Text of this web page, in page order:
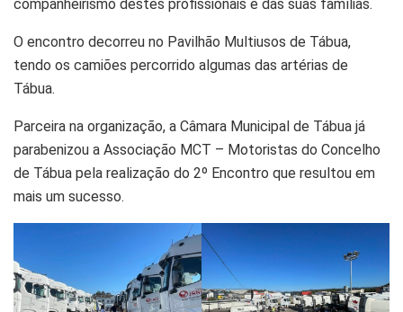
companheirismo destes profissionais e das suas famílias.
O encontro decorreu no Pavilhão Multiusos de Tábua,
tendo os camiões percorrido algumas das artérias de
Tábua.
Parceira na organização, a Câmara Municipal de Tábua já
parabenizou a Associação MCT – Motoristas do Concelho
de Tábua pela realização do 2º Encontro que resultou em
mais um sucesso.